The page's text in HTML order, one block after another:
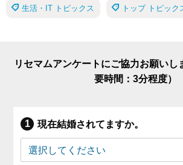
生活・IT トピックス トップ トピック
リセマムアンケートにご協力お願いし
要時間：3分程度）
現在結婚されてますか。